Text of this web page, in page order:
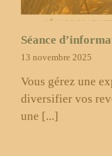
Séance
13 novembre 2025
Vous gérez une
diversifier vos
une [...]